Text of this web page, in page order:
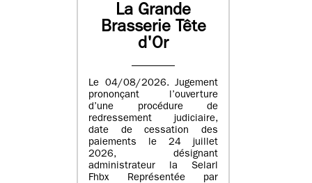
La Grande
Brasserie Tête
d'Or
Le 04/08/2026. Jugement
prononçant l’ouverture
d’une procédure de
redressement judiciaire,
date de cessation des
paiements le 24 juillet
2026, désignant
administrateur la Selarl
Fhbx Représentée par